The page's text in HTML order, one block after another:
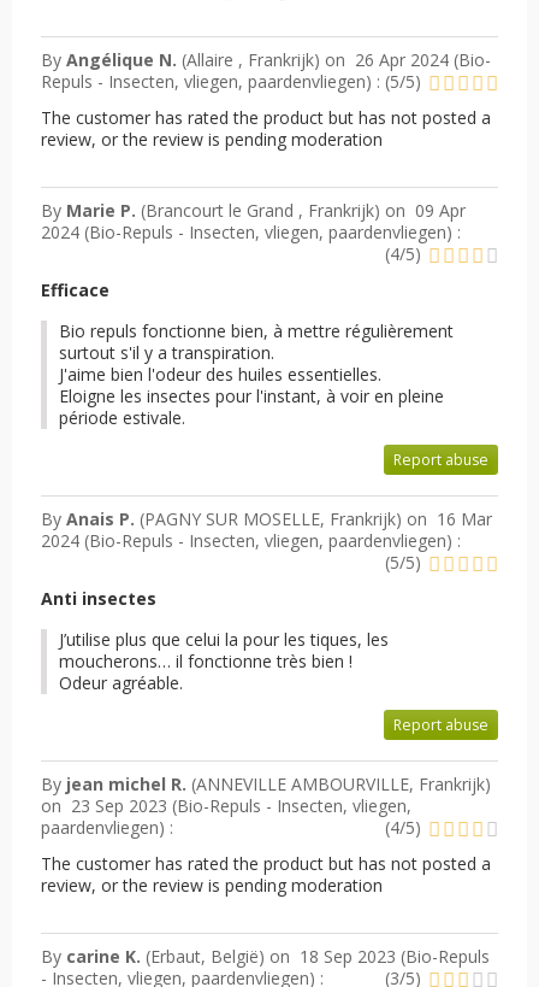
By Angélique N. (Allaire , Frankrijk) on 26 Apr 2024 (Bio-
Repuls - Insecten, vliegen, paardenvliegen) : (5/5)
The customer has rated the product but has not posted a
review, or the review is pending moderation
By Marie P. (Brancourt le Grand , Frankrijk) on 09 Apr
2024 (Bio-Repuls - Insecten, vliegen, paardenvliegen) :
(4/5)
Efficace
Bio repuls fonctionne bien, à mettre régulièrement
surtout s'il y a transpiration.
J'aime bien l'odeur des huiles essentielles.
Eloigne les insectes pour l'instant, à voir en pleine
période estivale.
Report abuse
By Anais P. (PAGNY SUR MOSELLE, Frankrijk) on 16 Mar
2024 (Bio-Repuls - Insecten, vliegen, paardenvliegen) :
(5/5)
Anti insectes
J’utilise plus que celui la pour les tiques, les
moucherons… il fonctionne très bien !
Odeur agréable.
Report abuse
By jean michel R. (ANNEVILLE AMBOURVILLE, Frankrijk)
on 23 Sep 2023 (Bio-Repuls - Insecten, vliegen,
paardenvliegen) : (4/5)
The customer has rated the product but has not posted a
review, or the review is pending moderation
By carine K. (Erbaut, België) on 18 Sep 2023 (Bio-Repuls
- Insecten, vliegen, paardenvliegen) : (3/5)